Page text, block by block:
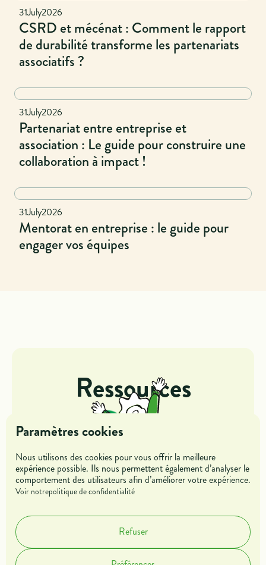
National
31July2026
CSRD et mécénat : Comment le rapport
de durabilité transforme les partenariats
associatifs ?
Naional
31July2026
Partenariat entre entreprise et
association : Le guide pour construire une
collaboration à impact !
National
31July2026
Mentorat en entreprise : le guide pour
engager vos équipes
Ressources
Jeunes
Entreprises
Mentors &
Parrains
Paramètres cookies
Nous utilisons des cookies pour vous offrir la meilleure
expérience possible. Ils nous permettent également d’analyser le
comportement des utilisateurs afin d’améliorer votre expérience.
Voir notrepolitique de confidentialité
Refuser